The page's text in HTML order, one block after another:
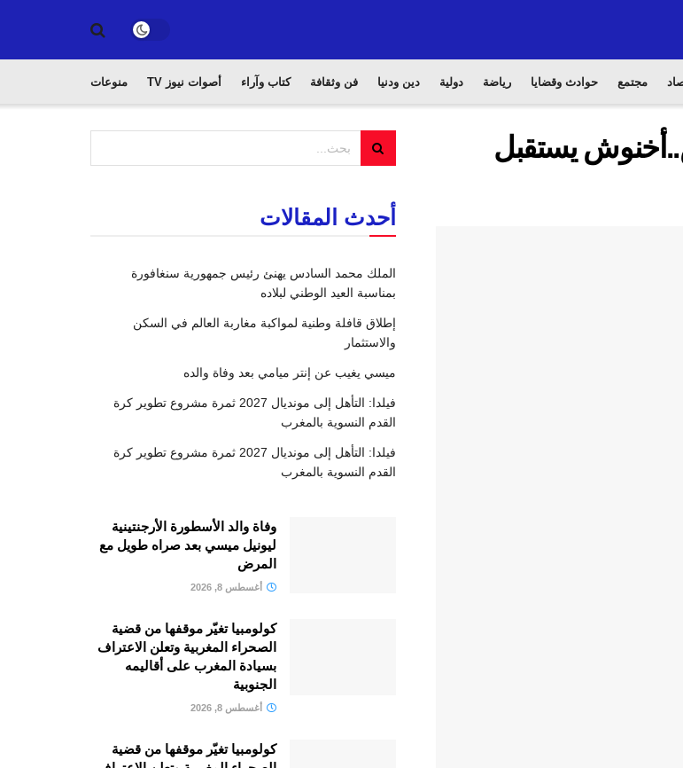
مجتمع حوادث وقضايا رياضة دولية دين ودنيا فن وثقافة كتاب وآراء أصوات نيوز TV منوعات
يستقبل
أحدث المقالات
الملك محمد السادس يهنئ رئيس جمهورية سنغافورة
بمناسبة العيد الوطني لبلاده
إطلاق قافلة وطنية لمواكبة مغاربة العالم في السكن
والاستثمار
ميسي يغيب عن إنتر ميامي بعد وفاة والده
فيلدا: التأهل إلى مونديال 2027 ثمرة مشروع تطوير كرة
القدم النسوية بالمغرب
فيلدا: التأهل إلى مونديال 2027 ثمرة مشروع تطوير كرة
القدم النسوية بالمغرب
وفاة والد الأسطورة الأرجنتينية
ليونيل ميسي بعد صراه طويل مع
المرض
أغسطس 8, 2026
كولومبيا تغيّر موقفها من قضية
الصحراء المغربية وتعلن الاعتراف
بسيادة المغرب على أقاليمه
الجنوبية
أغسطس 8, 2026
كولومبيا تغيّر موقفها من قضية